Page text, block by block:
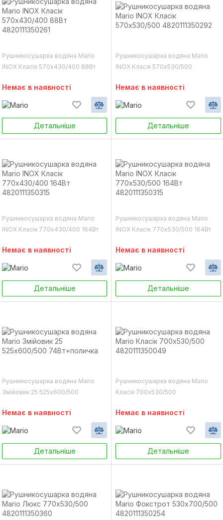
Рушникосушарка водяна Mario
INOX Класік 570х430/400 88Вт
Немає в наявності
Детальніше
Рушникосушарка водяна Mario
INOX Класік 570х530/500
Немає в наявності
Детальніше
Рушникосушарка водяна Mario
INOX Класік 770х430/400 164Вт
Немає в наявності
Детальніше
Рушникосушарка водяна Mario
INOX Класік 770х530/500 164Вт
Немає в наявності
Детальніше
Рушникосушарка водяна Mario
Змійовик 25 525х600/500
Немає в наявності
Детальніше
Рушникосушарка водяна Mario
Класік 700х530/500
Немає в наявності
Детальніше